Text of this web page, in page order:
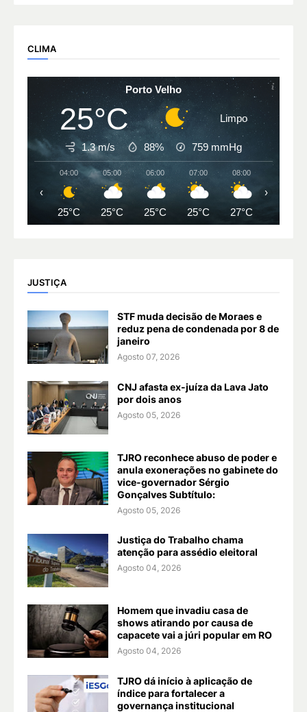
CLIMA
Porto Velho
25°C Limpo
1.3 m/s 88% 759 mmHg
04:00
25°C
05:00
25°C
06:00
25°C
07:00
25°C
08:00
27°C
‹ ›
JUSTIÇA
STF muda decisão de Moraes e
reduz pena de condenada por 8 de
janeiro
Agosto 07, 2026
CNJ afasta ex-juíza da Lava Jato
por dois anos
Agosto 05, 2026
TJRO reconhece abuso de poder e
anula exonerações no gabinete do
vice-governador Sérgio
Gonçalves Subtítulo:
Agosto 05, 2026
Justiça do Trabalho chama
atenção para assédio eleitoral
Agosto 04, 2026
Homem que invadiu casa de
shows atirando por causa de
capacete vai a júri popular em RO
Agosto 04, 2026
TJRO dá início à aplicação de
índice para fortalecer a
governança institucional